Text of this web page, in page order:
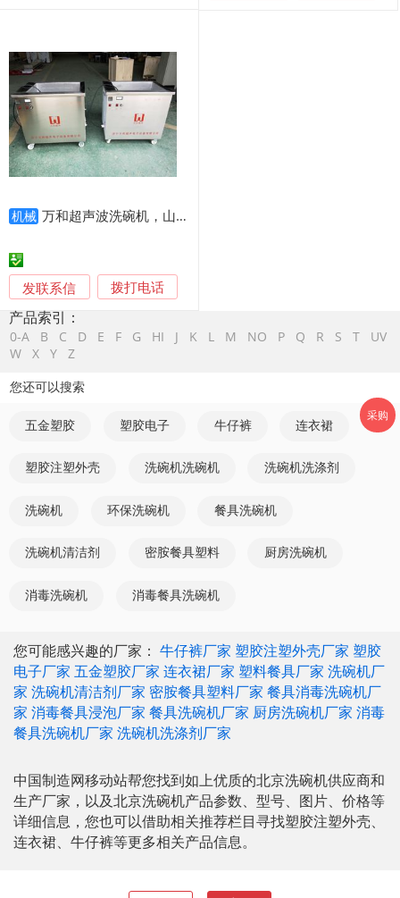
机械 万和超声波洗碗机，山东超声波清洗机，玻璃瓶超声波清洗机
发联系信 拨打电话
产品索引：
0-A B C D E F G HI J K L M NO P Q R S T
UV
W
X Y Z
您还可以搜索
五金塑胶 塑胶电子 牛仔裤 连衣裙
塑胶注塑外壳 洗碗机洗碗机 洗碗机洗涤剂
洗碗机 环保洗碗机 餐具洗碗机
洗碗机清洁剂 密胺餐具塑料 厨房洗碗机
消毒洗碗机 消毒餐具洗碗机
您可能感兴趣的厂家： 牛仔裤厂家 塑胶注塑外壳厂家 塑胶
电子厂家 五金塑胶厂家 连衣裙厂家 塑料餐具厂家 洗碗机厂
家 洗碗机清洁剂厂家 密胺餐具塑料厂家 餐具消毒洗碗机厂
家 消毒餐具浸泡厂家 餐具洗碗机厂家 厨房洗碗机厂家 消毒
餐具洗碗机厂家 洗碗机洗涤剂厂家
中国制造网移动站帮您找到如上优质的北京洗碗机供应商和
生产厂家，以及北京洗碗机产品参数、型号、图片、价格等
详细信息，您也可以借助相关推荐栏目寻找塑胶注塑外壳、
连衣裙、牛仔裤等更多相关产品信息。
采购